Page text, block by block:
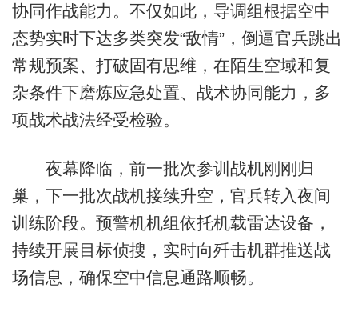
协同作战能力。不仅如此，导调组根据空中
态势实时下达多类突发“敌情”，倒逼官兵跳出
常规预案、打破固有思维，在陌生空域和复
杂条件下磨炼应急处置、战术协同能力，多
项战术战法经受检验。
夜幕降临，前一批次参训战机刚刚归
巢，下一批次战机接续升空，官兵转入夜间
训练阶段。预警机机组依托机载雷达设备，
持续开展目标侦搜，实时向歼击机群推送战
场信息，确保空中信息通路顺畅。